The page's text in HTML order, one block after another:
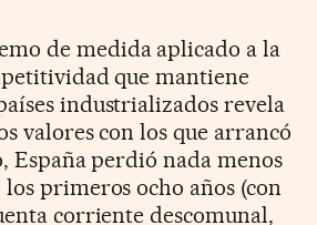
de medida aplicado a la
que mantiene
industrializados revela
valores con los que arrancó
España perdió nada menos
los primeros ocho años (con
corriente descomunal,